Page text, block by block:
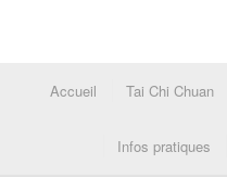
Accueil Tai Chi Chuan
Infos pratiques